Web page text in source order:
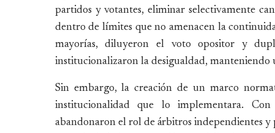
partidos y votantes, eliminar selectivamente
dentro de límites que no amenacen la
mayorías, diluyeron el voto opositor y
institucionalizaron la desigualdad, manteniendo
Sin embargo, la creación de un marco
institucionalidad que lo implementara. Con
abandonaron el rol de árbitros independientes